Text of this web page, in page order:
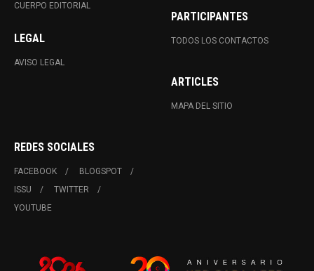
CUERPO EDITORIAL
LEGAL
AVISO LEGAL
PARTICIPANTES
TODOS LOS CONTACTOS
ARTICLES
MAPA DEL SITIO
REDES SOCIALES
FACEBOOK
BLOGSPOT
ISSU
TWITTER
YOUTUBE